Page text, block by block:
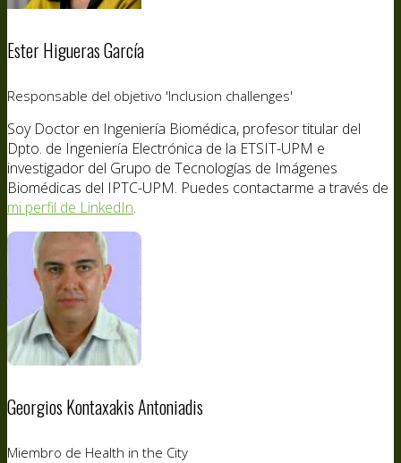
Ester Higueras García
Responsable del objetivo 'Inclusion challenges'
Soy Doctor en Ingeniería Biomédica, profesor titular del
Dpto. de Ingeniería Electrónica de la ETSIT-UPM e
investigador del Grupo de Tecnologías de Imágenes
Biomédicas del IPTC-UPM. Puedes contactarme a través de
mi perfil de LinkedIn.
Georgios Kontaxakis Antoniadis
Miembro de Health in the City